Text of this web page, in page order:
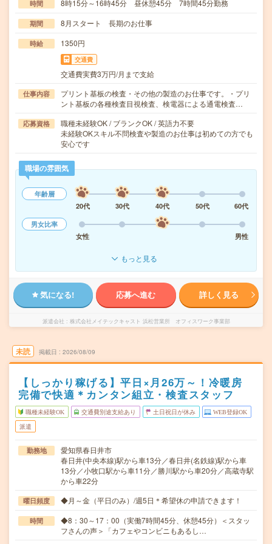
時間 8時15分～16時45分 昼休憩45分 7時間45分勤務
期間 8月スタート 長期のお仕事
時給 1350円
交通費
交通費実費3万円/月まで支給
仕事内容
プリント基板の検査・その他の製造のお仕事です。・プリ
ント基板の各種検査目視検査、検電器による通電検査…
応募資格
職種未経験OK / ブランクOK / 英語力不要
未経験OKスキル不問検査や製造のお仕事は初めての方でも
安心です
職場の雰囲気
年齢層
20代
30代 40代 50代
60代
男女比率
女性
男性
もっと見る
気になる! 応募へ進む 詳しく見る
派遣会社 株式会社メイテックキャスト 浜松営業所 オフィスワーク事業部
未読 掲載日 2026/08/09
【しっかり稼げる】平日×月26万～！冷暖房
完備で快適＊カンタン組立・検査スタッフ
職種未経験OK 交通費別途支給あり 土日祝日が休み WEB登録OK
派遣
勤務地
愛知県春日井市
春日井(中央本線)駅から車13分／春日井(名鉄線)駅から車
13分／小牧口駅から車11分／勝川駅から車20分／高蔵寺駅
から車22分
曜日頻度 ◆月～金（平日のみ）/週5日＊希望休の申請できます！
時間
◆8：30～17：00（実働7時間45分、休憩45分）＜スタッ
フさんの声＞「カフェやコンビニもあるし…